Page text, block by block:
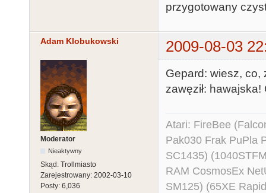
przygotowany
Adam Klobukowski 2009-08-03
Moderator
Nieaktywny
Skąd: Trollmiasto
Zarejestrowany: 2002-03-10
Posty: 6,036
Gepard: wiesz, co,
zawęził:
Atari: FireBee
Pak030 Frak PuPla
SC1435)
RAM CosmosEx
SM125) (65XE